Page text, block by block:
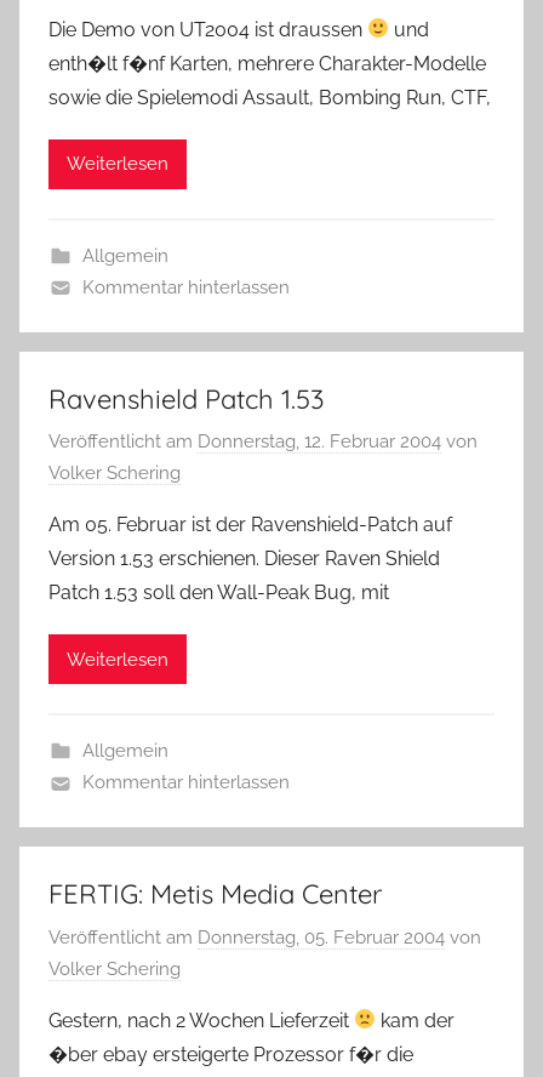
Die Demo von UT2004 ist draussen
und
enth�lt f�nf Karten, mehrere Charakter-Modelle
sowie die Spielemodi Assault, Bombing Run, CTF,
Weiterlesen
Allgemein
Kommentar hinterlassen
Ravenshield Patch 1.53
Veröffentlicht am Donnerstag, 12. Februar 2004 von
Volker Schering
Am 05. Februar ist der Ravenshield-Patch auf
Version 1.53 erschienen. Dieser Raven Shield
Patch 1.53 soll den Wall-Peak Bug, mit
Weiterlesen
Allgemein
Kommentar hinterlassen
FERTIG: Metis Media Center
Veröffentlicht am Donnerstag, 05. Februar 2004 von
Volker Schering
Gestern, nach 2 Wochen Lieferzeit
kam der
�ber ebay ersteigerte Prozessor f�r die